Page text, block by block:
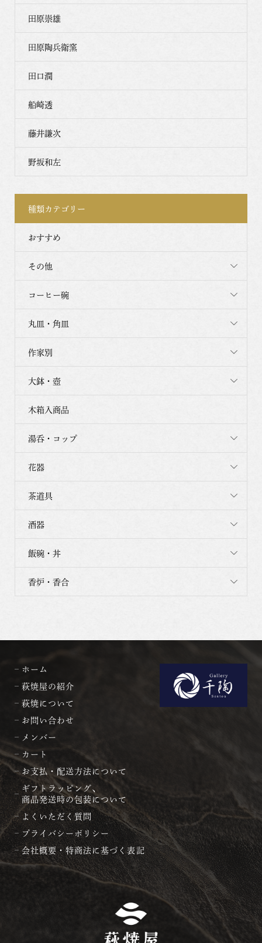
田原崇雄
田原陶兵衛窯
田口潤
船崎透
藤井謙次
野坂和左
種類カテゴリー
おすすめ
その他
コーヒー碗
丸皿・角皿
作家別
大鉢・壺
木箱入商品
湯呑・コップ
花器
茶道具
酒器
飯碗・丼
香炉・香合
ホーム
萩焼屋の紹介
萩焼について
お問い合わせ
メンバー
カート
お支払・配送方法について
ギフトラッピング、
商品発送時の包装について
よくいただく質問
プライバシーポリシー
会社概要・特商法に基づく表記